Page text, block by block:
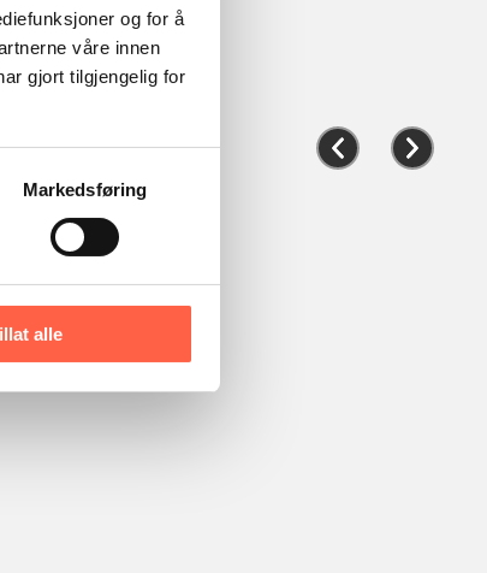
og for å
våre innen
gjort tilgjengelig for
Markedsføring
alle